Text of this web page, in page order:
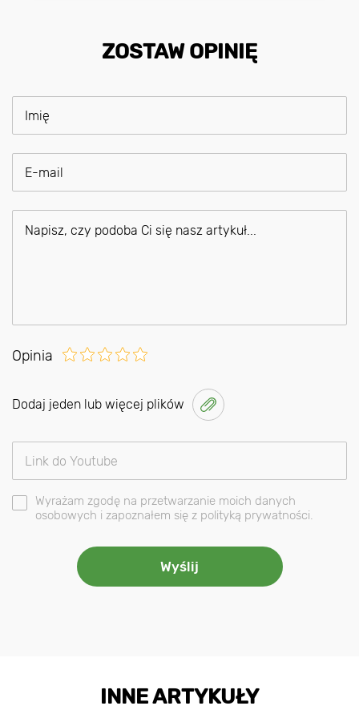
ZOSTAW OPINIĘ
Opinia
Dodaj jeden lub więcej plików
Wyrażam zgodę na przetwarzanie moich danych
osobowych i zapoznałem się z polityką prywatności.
INNE ARTYKUŁY